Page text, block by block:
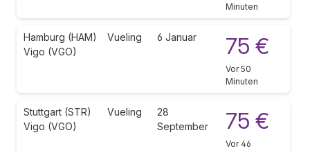
Minuten
Hamburg (HAM)
Vigo (VGO)
Vueling 6 Januar 75 €
Vor 50
Minuten
Stuttgart (STR)
Vigo (VGO)
Vueling
28
September
75 €
Vor 46